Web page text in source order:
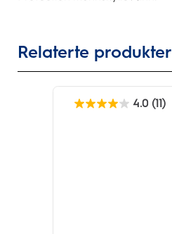
Relaterte produkter
4.0 (11)
4.0